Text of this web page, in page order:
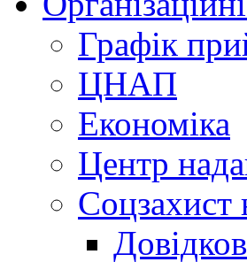
Графік
ЦНАП
Економіка
Центр
Соцзахист